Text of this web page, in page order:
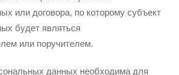
или договора, по которому субъект
будет являться
или поручителем.
данных необходима для